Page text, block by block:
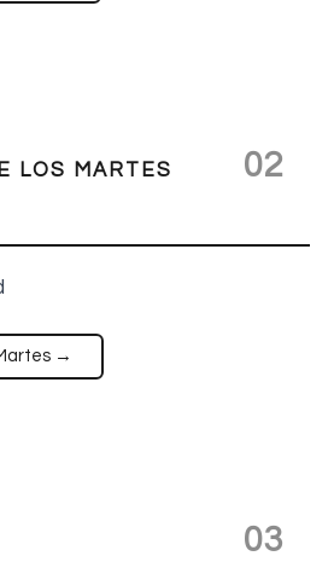
LOS MARTES 02
→
03